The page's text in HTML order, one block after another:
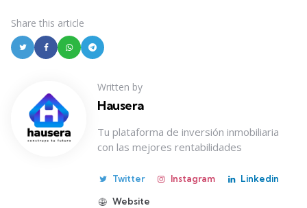
Share this article
Written by
Hausera
Tu plataforma de inversión inmobiliaria
con las mejores rentabilidades
Twitter Instagram Linkedin
Website